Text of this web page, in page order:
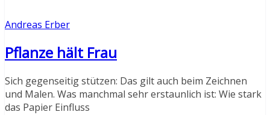
Andreas Erber
Pflanze hält Frau
Sich gegenseitig stützen: Das gilt auch beim Zeichnen
und Malen. Was manchmal sehr erstaunlich ist: Wie stark
das Papier Einfluss